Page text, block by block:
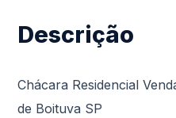
Descrição
Chácara Residencial
de Boituva SP